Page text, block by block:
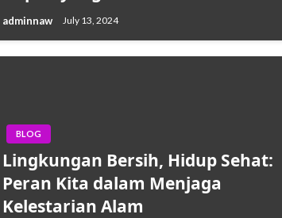
adminnaw July 13, 2024
BLOG
Lingkungan Bersih, Hidup Sehat:
Peran Kita dalam Menjaga
Kelestarian Alam